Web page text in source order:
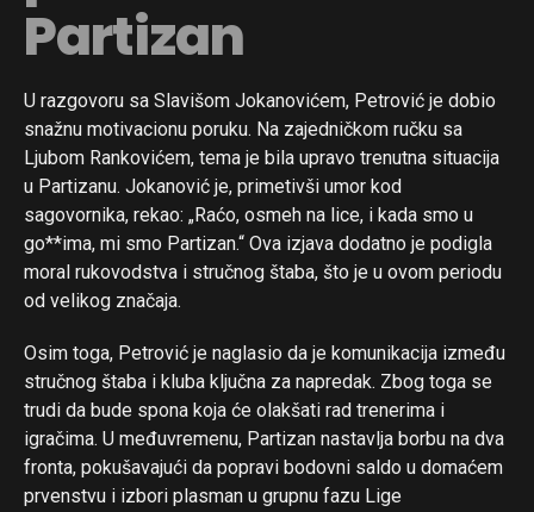
Partizan
U razgovoru sa Slavišom Jokanovićem, Petrović je dobio
snažnu motivacionu poruku. Na zajedničkom ručku sa
Ljubom Rankovićem, tema je bila upravo trenutna situacija
u Partizanu. Jokanović je, primetivši umor kod
sagovornika, rekao: „Raćo, osmeh na lice, i kada smo u
go**ima, mi smo Partizan.“ Ova izjava dodatno je podigla
moral rukovodstva i stručnog štaba, što je u ovom periodu
od velikog značaja.
Osim toga, Petrović je naglasio da je komunikacija između
stručnog štaba i kluba ključna za napredak. Zbog toga se
trudi da bude spona koja će olakšati rad trenerima i
igračima. U međuvremenu, Partizan nastavlja borbu na dva
fronta, pokušavajući da popravi bodovni saldo u domaćem
prvenstvu i izbori plasman u grupnu fazu Lige